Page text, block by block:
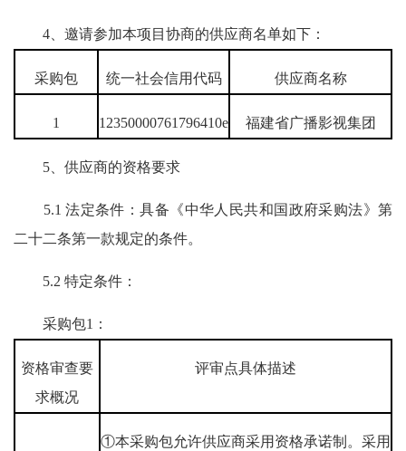
4、邀请参加本项目协商的供应商名单如下：
采购包 统一社会信用代码 供应商名称
1 12350000761796410e 福建省广播影视集团
5、供应商的资格要求
5.1 法定条件：具备《中华人民共和国政府采购法》第
二十二条第一款规定的条件。
5.2 特定条件：
采购包1：
资格审查要
求概况
评审点具体描述
①本采购包允许供应商采用资格承诺制。采用